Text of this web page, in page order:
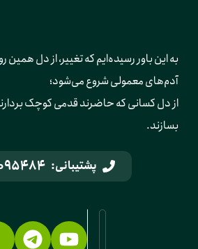
به این باور رسیده‌ایم که تغییر،
آدم‌های معمولی شروع می‌شود؛
از دل کسانی که حاضرند قدمی کوچک
بسازند.
پشتیبانی: